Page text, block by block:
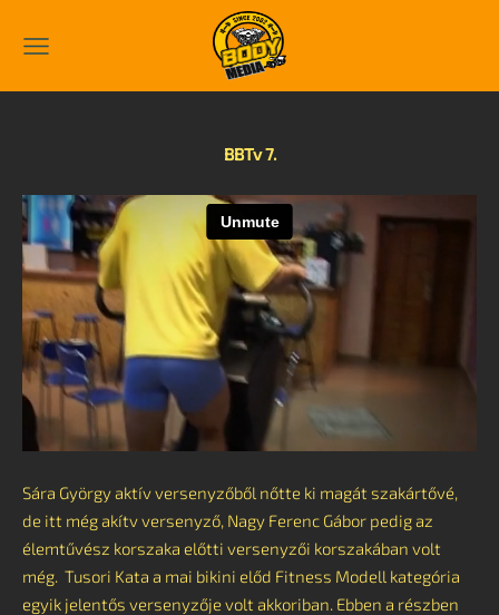
BBTv 7.
Sára György aktív versenyzőből nőtte ki magát szakártővé,
de itt még akítv versenyző, Nagy Ferenc Gábor pedig az
élemtűvész korszaka előtti versenyzői korszakában volt
még. Tusori Kata a mai bikini előd Fitness Modell kategória
egyik jelentős versenyzője volt akkoriban. Ebben a részben